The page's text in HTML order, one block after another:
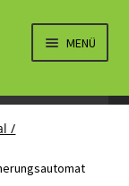
MENÜ
ÖFFNEN
/